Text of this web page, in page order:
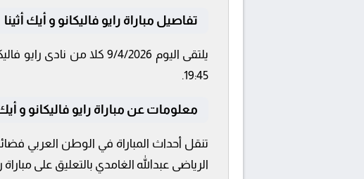
تفاصيل مباراة رايو فاليكانو و أيك أثينا
19:45.
معلومات عن مباراة رايو فاليكانو و أيك أثينا
الرياضى عبدالله الغامدي بالتعليق على مباراة